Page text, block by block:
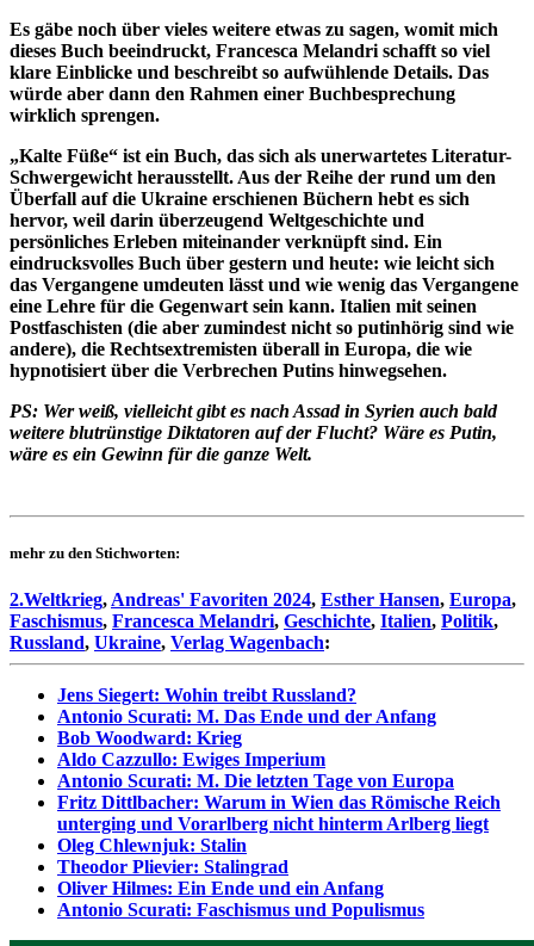
Es gäbe noch über vieles weitere etwas zu sagen, womit mich
dieses Buch beeindruckt, Francesca Melandri schafft so viel
klare Einblicke und beschreibt so aufwühlende Details. Das
würde aber dann den Rahmen einer Buchbesprechung
wirklich sprengen.
„Kalte Füße“ ist ein Buch, das sich als unerwartetes Literatur-
Schwergewicht herausstellt. Aus der Reihe der rund um den
Überfall auf die Ukraine erschienen Büchern hebt es sich
hervor, weil darin überzeugend Weltgeschichte und
persönliches Erleben miteinander verknüpft sind. Ein
eindrucksvolles Buch über gestern und heute: wie leicht sich
das Vergangene umdeuten lässt und wie wenig das Vergangene
eine Lehre für die Gegenwart sein kann. Italien mit seinen
Postfaschisten (die aber zumindest nicht so putinhörig sind wie
andere), die Rechtsextremisten überall in Europa, die wie
hypnotisiert über die Verbrechen Putins hinwegsehen.
PS: Wer weiß, vielleicht gibt es nach Assad in Syrien auch bald
weitere blutrünstige Diktatoren auf der Flucht? Wäre es Putin,
wäre es ein Gewinn für die ganze Welt.
mehr zu den Stichworten:
2.Weltkrieg, Andreas' Favoriten 2024, Esther Hansen, Europa,
Faschismus, Francesca Melandri, Geschichte, Italien, Politik,
Russland, Ukraine, Verlag Wagenbach:
Jens Siegert: Wohin treibt Russland?
Antonio Scurati: M. Das Ende und der Anfang
Bob Woodward: Krieg
Aldo Cazzullo: Ewiges Imperium
Antonio Scurati: M. Die letzten Tage von Europa
Fritz Dittlbacher: Warum in Wien das Römische Reich
unterging und Vorarlberg nicht hinterm Arlberg liegt
Oleg Chlewnjuk: Stalin
Theodor Plievier: Stalingrad
Oliver Hilmes: Ein Ende und ein Anfang
Antonio Scurati: Faschismus und Populismus